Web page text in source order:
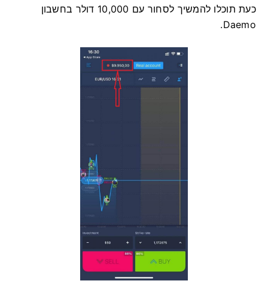
כעת תוכלו להמשיך לסחור עם 10,000 דולר בחשבון
Daemo.